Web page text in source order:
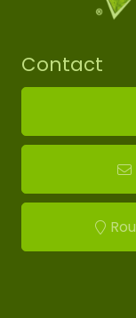
Contact